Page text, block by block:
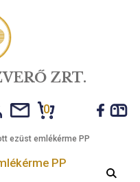
ZRT.
Bott ezüst emlékérme PP